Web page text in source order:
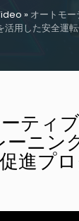
» オートモ
活用した安全運
ティ
ーニン
進プ